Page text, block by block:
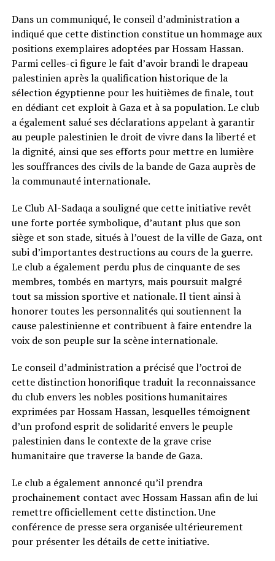
Dans un communiqué, le conseil d’administration a
indiqué que cette distinction constitue un hommage aux
positions exemplaires adoptées par Hossam Hassan.
Parmi celles-ci figure le fait d’avoir brandi le drapeau
palestinien après la qualification historique de la
sélection égyptienne pour les huitièmes de finale, tout
en dédiant cet exploit à Gaza et à sa population. Le club
a également salué ses déclarations appelant à garantir
au peuple palestinien le droit de vivre dans la liberté et
la dignité, ainsi que ses efforts pour mettre en lumière
les souffrances des civils de la bande de Gaza auprès de
la communauté internationale.
Le Club Al-Sadaqa a souligné que cette initiative revêt
une forte portée symbolique, d’autant plus que son
siège et son stade, situés à l’ouest de la ville de Gaza, ont
subi d’importantes destructions au cours de la guerre.
Le club a également perdu plus de cinquante de ses
membres, tombés en martyrs, mais poursuit malgré
tout sa mission sportive et nationale. Il tient ainsi à
honorer toutes les personnalités qui soutiennent la
cause palestinienne et contribuent à faire entendre la
voix de son peuple sur la scène internationale.
Le conseil d’administration a précisé que l’octroi de
cette distinction honorifique traduit la reconnaissance
du club envers les nobles positions humanitaires
exprimées par Hossam Hassan, lesquelles témoignent
d’un profond esprit de solidarité envers le peuple
palestinien dans le contexte de la grave crise
humanitaire que traverse la bande de Gaza.
Le club a également annoncé qu’il prendra
prochainement contact avec Hossam Hassan afin de lui
remettre officiellement cette distinction. Une
conférence de presse sera organisée ultérieurement
pour présenter les détails de cette initiative.